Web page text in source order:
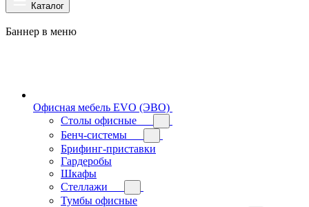
Каталог
Баннер в меню
Офисная мебель EVO (ЭВО)
Cтолы офисные
Бенч-системы
Брифинг-приставки
Гардеробы
Шкафы
Стеллажи
Тумбы офисные